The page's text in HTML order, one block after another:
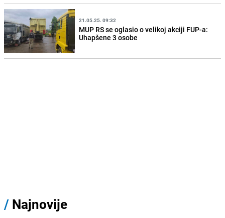
21.05.25. 09:32
MUP RS se oglasio o velikoj akciji FUP-a:
Uhapšene 3 osobe
/ Najnovije